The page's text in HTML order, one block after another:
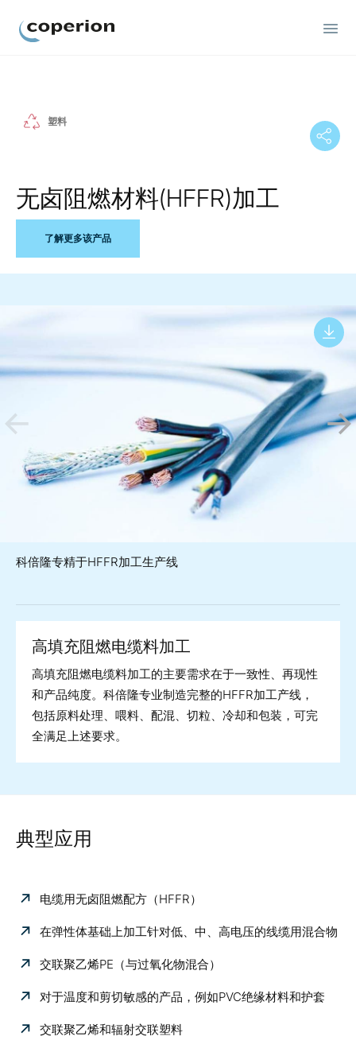
塑料
无卤阻燃材料(HFFR)加工
了解更多该产品
科倍隆专精于HFFR加工生产线
高填充阻燃电缆料加工
高填充阻燃电缆料加工的主要需求在于一致性、再现性
和产品纯度。科倍隆专业制造完整的HFFR加工产线，
包括原料处理、喂料、配混、切粒、冷却和包装，可完
全满足上述要求。
典型应用
电缆用无卤阻燃配方（HFFR）
在弹性体基础上加工针对低、中、高电压的线缆用混合物
交联聚乙烯PE（与过氧化物混合）
对于温度和剪切敏感的产品，例如PVC绝缘材料和护套
交联聚乙烯和辐射交联塑料